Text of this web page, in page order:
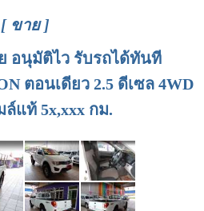
[ ขาย ]
อนุมัติไว รับรถได้ทันที
ตอนเดียว 2.5 ดีเซล 4WD
ล์แท้ 5x,xxx กม.